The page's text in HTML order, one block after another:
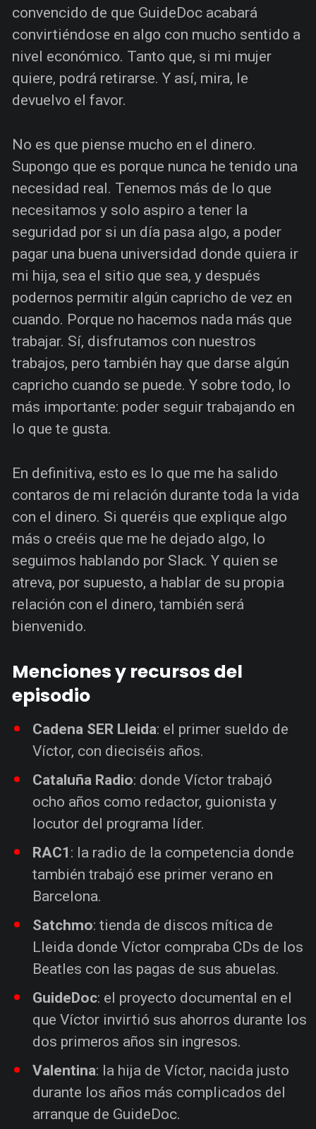
convencido de que GuideDoc acabará
convirtiéndose en algo con mucho sentido a
nivel económico. Tanto que, si mi mujer
quiere, podrá retirarse. Y así, mira, le
devuelvo el favor.
No es que piense mucho en el dinero.
Supongo que es porque nunca he tenido una
necesidad real. Tenemos más de lo que
necesitamos y solo aspiro a tener la
seguridad por si un día pasa algo, a poder
pagar una buena universidad donde quiera ir
mi hija, sea el sitio que sea, y después
podernos permitir algún capricho de vez en
cuando. Porque no hacemos nada más que
trabajar. Sí, disfrutamos con nuestros
trabajos, pero también hay que darse algún
capricho cuando se puede. Y sobre todo, lo
más importante: poder seguir trabajando en
lo que te gusta.
En definitiva, esto es lo que me ha salido
contaros de mi relación durante toda la vida
con el dinero. Si queréis que explique algo
más o creéis que me he dejado algo, lo
seguimos hablando por Slack. Y quien se
atreva, por supuesto, a hablar de su propia
relación con el dinero, también será
bienvenido.
Menciones y recursos del
episodio
Cadena SER Lleida: el primer sueldo de
Víctor, con dieciséis años.
Cataluña Radio: donde Víctor trabajó
ocho años como redactor, guionista y
locutor del programa líder.
RAC1 : la radio de la competencia donde
también trabajó ese primer verano en
Barcelona.
Satchmo: tienda de discos mítica de
Lleida donde Víctor compraba CDs de los
Beatles con las pagas de sus abuelas.
GuideDoc: el proyecto documental en el
que Víctor invirtió sus ahorros durante los
dos primeros años sin ingresos.
Valentina: la hija de Víctor, nacida justo
durante los años más complicados del
arranque de GuideDoc.